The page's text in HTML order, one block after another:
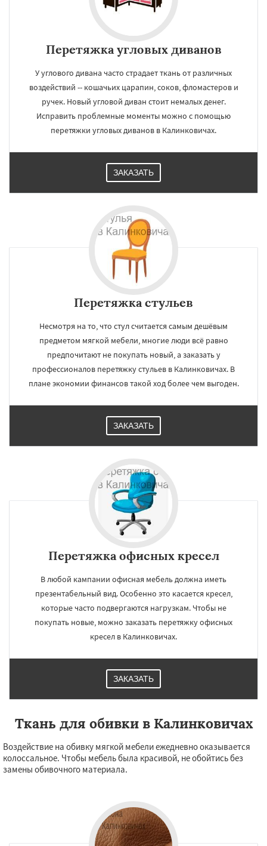
Перетяжка угловых диванов
У углового дивана часто страдает ткань от различных
воздействий -- кошачьих царапин, соков, фломастеров и
ручек. Новый угловой диван стоит немалых денег.
Исправить проблемные моменты можно с помощью
перетяжки угловых диванов в Калинковичах.
ЗАКАЗАТЬ
Перетяжка стульев
Несмотря на то, что стул считается самым дешёвым
предметом мягкой мебели, многие люди всё равно
предпочитают не покупать новый, а заказать у
профессионалов перетяжку стульев в Калинковичах. В
плане экономии финансов такой ход более чем выгоден.
ЗАКАЗАТЬ
Перетяжка офисных кресел
В любой кампании офисная мебель должна иметь
презентабельный вид. Особенно это касается кресел,
которые часто подвергаются нагрузкам. Чтобы не
покупать новые, можно заказать перетяжку офисных
кресел в Калинковичах.
ЗАКАЗАТЬ
Ткань для обивки в Калинковичах
Воздействие на обивку мягкой мебели ежедневно оказывается
колоссальное. Чтобы мебель была красивой, не обойтись без
замены обивочного материала.